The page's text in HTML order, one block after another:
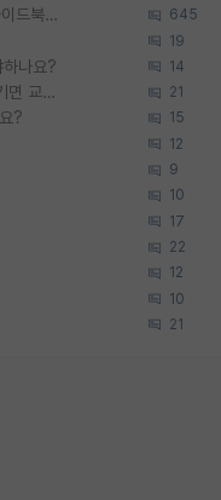
[무료] 2026 미국 대학원 유학 스타터팩 - 가이드북 & 합격자 컨택메일 템플릿 645
19
나요? 14
SSH 박사과정을 그만두고 지방대 박사로 옮기면 교수의 꿈은 끝일까요? 21
? 15
12
9
10
17
22
12
10
21